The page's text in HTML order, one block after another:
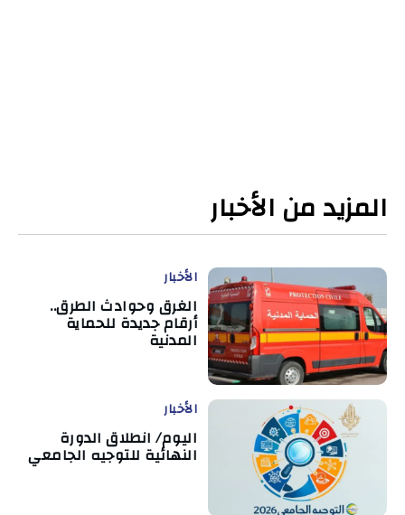
المزيد من الأخبار
الأخبار
الغرق وحوادث الطرق..
أرقام جديدة للحماية
المدنية
الأخبار
اليوم/ انطلاق الدورة
النهائية للتوجيه الجامعي